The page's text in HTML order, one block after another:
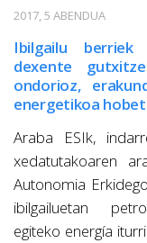
2017, 5 ABENDUA
Ibilgailu berriek
dexente
ondorioz,
energetikoa
Araba ESIk,
xedatutakoaren
Autonomia
ibilgailuetan
egiteko energía